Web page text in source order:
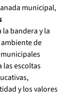
municipal,
bandera y la
de
las escoltas
y los valores